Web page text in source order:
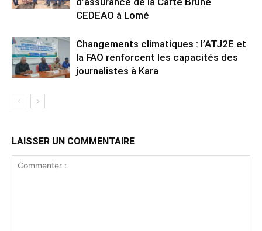
CEDEAO à Lomé
Changements climatiques : l’ATJ2E et
la FAO renforcent les capacités des
journalistes à Kara
LAISSER UN COMMENTAIRE